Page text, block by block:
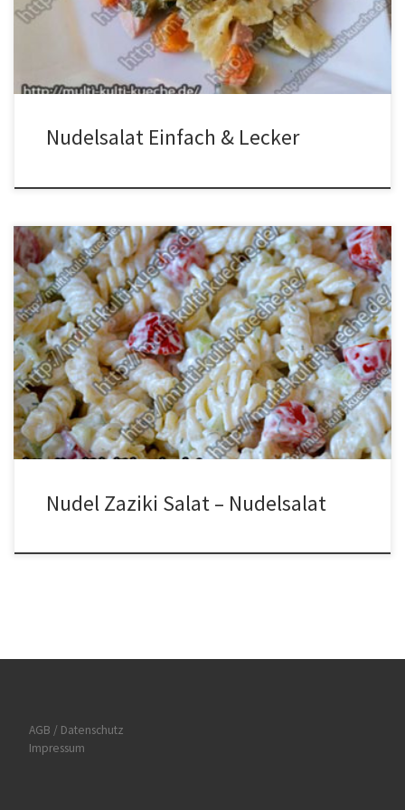
abtropfen lassen. Anschließend die Nudeln, die Gurken, die
Erbsen, die Möhren, die Fleischwurst, das Gurkenwasser, […]
Nudelsalat Einfach & Lecker
Zutaten für Nudelsalat 500g Nudeln250g Mini Tomaten1 Gurke300g
Joghurt3 Knoblauchzehenetwas Dill und Salz Zubereitung Die
Nudeln wie gewohnt kochen. Die Tomaten halbieren, die Gurke
schälen, entkernen und klein hacken, den Knobi pressen. Salz,
Knobi und Dill zum Joghurt geben und vermischen. Die Gurken
darunter mischen. Dann die Tomaten dazu geben. […]
Nudel Zaziki Salat – Nudelsalat
AGB / Datenschutz
Impressum